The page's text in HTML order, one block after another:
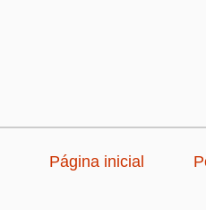
Página inicial